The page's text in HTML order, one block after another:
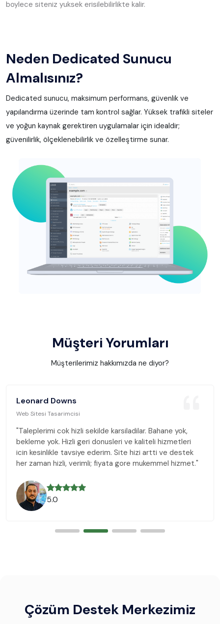
boylece siteniz yuksek erisilebilirlikte kalir.
Neden Dedicated Sunucu
Almalısınız?
Dedicated sunucu, maksimum performans, güvenlik ve
yapılandırma üzerinde tam kontrol sağlar. Yüksek trafikli siteler
ve yoğun kaynak gerektiren uygulamalar için idealdir;
güvenilirlik, ölçeklenebilirlik ve özelleştirme sunar.
Müşteri Yorumları
Müşterilerimiz hakkımızda ne diyor?
Leonard Downs
Web Sitesi Tasarimcisi
"Taleplerimi cok hizli sekilde karsiladilar. Bahane yok,
bekleme yok. Hizli geri donusleri ve kaliteli hizmetleri
icin kesinlikle tavsiye ederim. Site hizi artti ve destek
her zaman hizli, verimli; fiyata gore mukemmel hizmet."
5.0
Çözüm Destek Merkezimiz